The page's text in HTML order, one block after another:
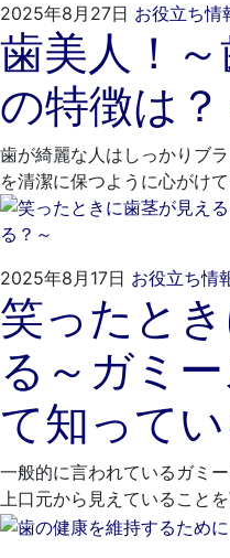
2025年8月27日 お役立ち情
歯美人！
の特徴は？
歯が綺麗な人はしっかりブ
を清潔に保つように心がけ
2025年8月17日 お役立ち情
笑ったと
る～ガミ
て知って
一般的に言われているガミ
上口元から見えていることを